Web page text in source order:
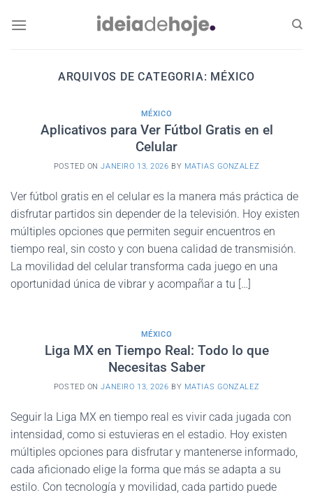
ARQUIVOS DE CATEGORIA: MÉXICO
MÉXICO
Aplicativos para Ver Fútbol Gratis en el
Celular
POSTED ONJANEIRO 13, 2026 BY MATIAS GONZALEZ
Ver fútbol gratis en el celular es la manera más práctica de
disfrutar partidos sin depender de la televisión. Hoy existen
múltiples opciones que permiten seguir encuentros en
tiempo real, sin costo y con buena calidad de transmisión.
La movilidad del celular transforma cada juego en una
oportunidad única de vibrar y acompañar a tu […]
MÉXICO
Liga MX en Tiempo Real: Todo lo que
Necesitas Saber
POSTED ONJANEIRO 13, 2026 BY MATIAS GONZALEZ
Seguir la Liga MX en tiempo real es vivir cada jugada con
intensidad, como si estuvieras en el estadio. Hoy existen
múltiples opciones para disfrutar y mantenerse informado,
cada aficionado elige la forma que más se adapta a su
estilo. Con tecnología y movilidad, cada partido puede